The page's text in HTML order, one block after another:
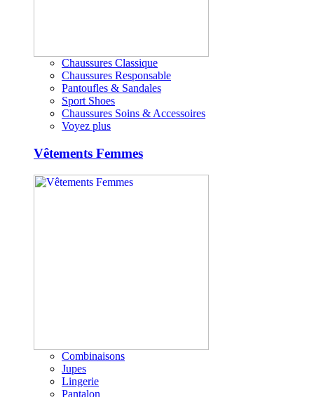
Chaussures Classique
Chaussures Responsable
Pantoufles & Sandales
Sport Shoes
Chaussures Soins & Accessoires
Voyez plus
Vêtements Femmes
Combinaisons
Jupes
Lingerie
Pantalon